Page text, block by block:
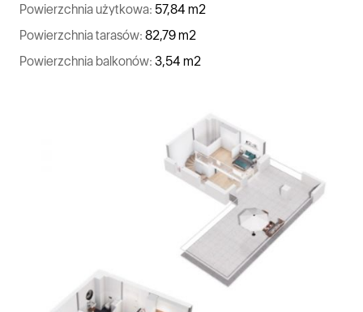
Powierzchnia użytkowa: 57,84 m2
Powierzchnia tarasów: 82,79 m2
Powierzchnia balkonów: 3,54 m2